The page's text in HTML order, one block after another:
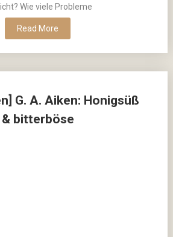
Wie viele Probleme
Read More
G. A. Aiken: Honigsüß
& bitterböse